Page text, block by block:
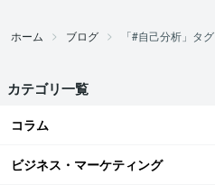
ホーム ブログ 「#自己分析」タグ
カテゴリ一覧
コラム
ビジネス・マーケティング